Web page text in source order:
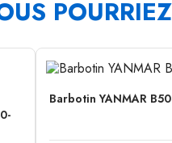
Barbotin YANMAR